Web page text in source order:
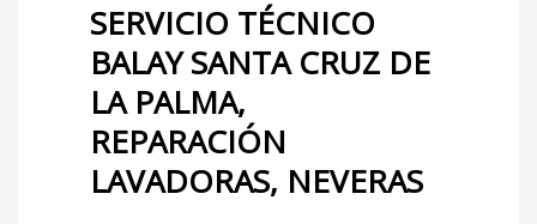
SERVICIO TÉCNICO
BALAY SANTA CRUZ DE
LA PALMA,
REPARACIÓN
LAVADORAS, NEVERAS